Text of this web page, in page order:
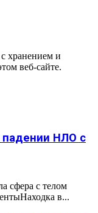
хранением и
веб-сайте.
падении НЛО с
сфера с телом
в...